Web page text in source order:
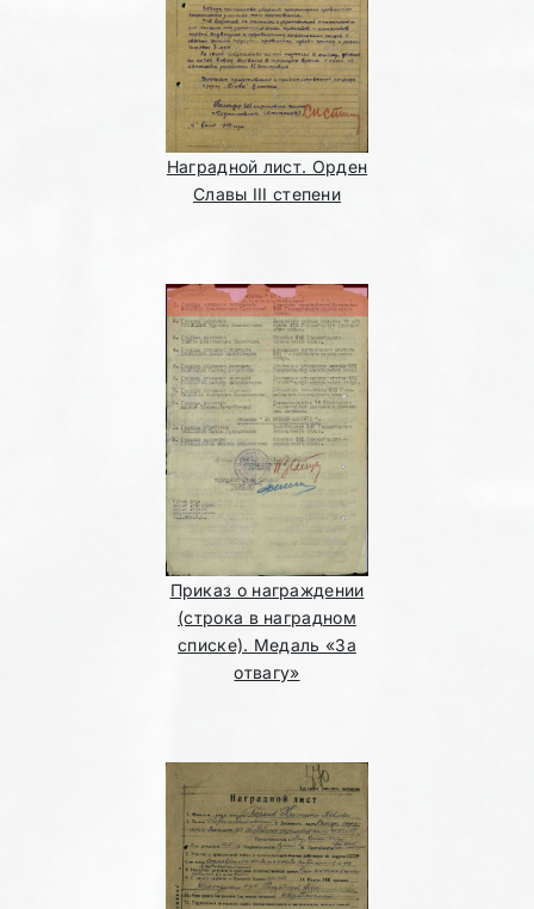
Наградной лист. Орден
Славы III степени
Приказ о награждении
(строка в наградном
списке). Медаль «За
отвагу»